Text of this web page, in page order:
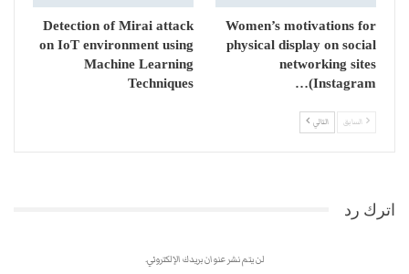
Women’s motivations for
physical display on social
networking sites
(Instagram…
Detection of Mirai attack
on IoT environment using
Machine Learning
Techniques
السابق التالي
اترك رد
لن يتم نشر عنوان بريدك الإلكتروني.